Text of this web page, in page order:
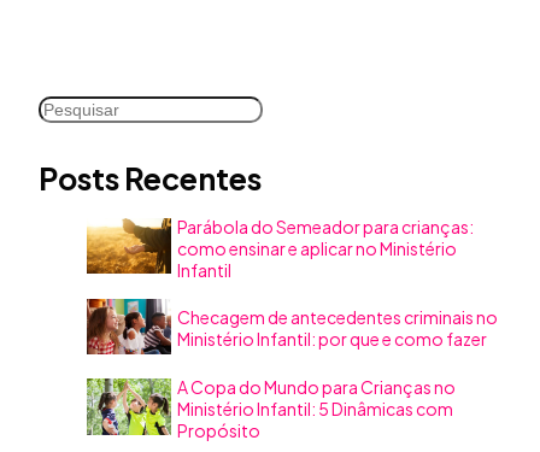
Pesquisar
Posts Recentes
Parábola do Semeador para crianças:
como ensinar e aplicar no Ministério
Infantil
Checagem de antecedentes criminais no
Ministério Infantil: por que e como fazer
A Copa do Mundo para Crianças no
Ministério Infantil: 5 Dinâmicas com
Propósito